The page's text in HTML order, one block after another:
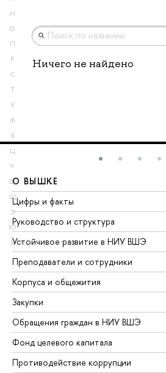
Н
О
П
Р
С
Т
У
Ф
Х
Ц
Ч
Ш
Щ
Э
Ю
Я
Ничего не найдено
О ВЫШКЕ
Цифры и факты
Руководство и структура
Устойчивое развитие в НИУ ВШЭ
Преподаватели и сотрудники
Корпуса и общежития
Закупки
Обращения граждан в НИУ ВШЭ
Фонд целевого капитала
Противодействие коррупции